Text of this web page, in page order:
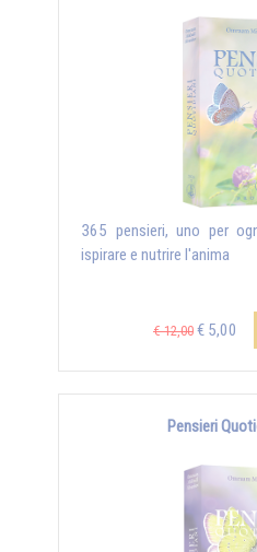
365 pensieri, uno per
ispirare e nutrire l'anima
€ 12,00 € 5,00
Pensieri